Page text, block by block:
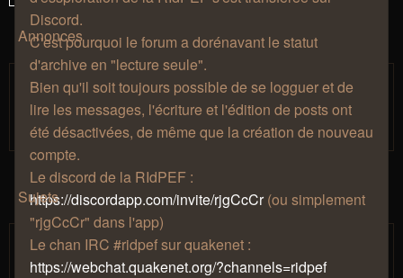
Discord.
C'est pourquoi le forum a dorénavant le statut
d'archive en "lecture seule".
Bien qu'il soit toujours possible de se logguer et de
lire les messages, l'écriture et l'édition de posts ont
été désactivées, de même que la création de nouveau
compte.
Le discord de la RIdPEF :
https://discordapp.com/invite/rjgCcCr(ou simplement
"rjgCcCr" dans l'app)
Le chan IRC #ridpef sur quakenet :
https://webchat.quakenet.org/?channels=ridpef
Annonces
Règles de bienséance.
parZhao» jeu. 27 août 2009, 12:57 » dansSalon de
café
Sujets
Abyssum, pirate itinérant
parPouletSansTete» mer. 20 sept. 2023, 14:18